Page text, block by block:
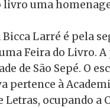
livro uma
Larré é pela
Feira do Livro.
de São Sepé. O
pertence à
Letras, ocupando a